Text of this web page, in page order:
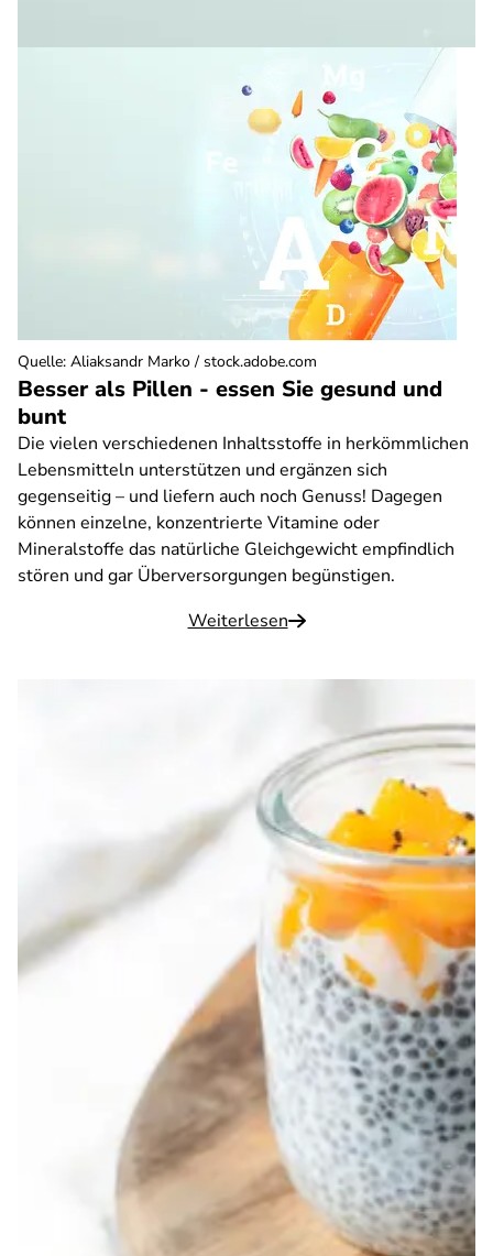
Besser als Pillen - essen Sie gesund und
bunt
Die vielen verschiedenen Inhaltsstoffe in herkömmlichen
Lebensmitteln unterstützen und ergänzen sich
gegenseitig – und liefern auch noch Genuss! Dagegen
können einzelne, konzentrierte Vitamine oder
Mineralstoffe das natürliche Gleichgewicht empfindlich
stören und gar Überversorgungen begünstigen.
Weiterlesen
Quelle: Aliaksandr Marko / stock.adobe.com